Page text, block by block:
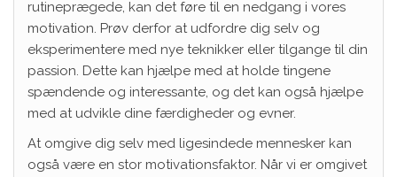
rutineprægede, kan det føre til en nedgang i vores
motivation. Prøv derfor at udfordre dig selv og
eksperimentere med nye teknikker eller tilgange til din
passion. Dette kan hjælpe med at holde tingene
spændende og interessante, og det kan også hjælpe
med at udvikle dine færdigheder og evner.
At omgive dig selv med ligesindede mennesker kan
også være en stor motivationsfaktor. Når vi er omgivet